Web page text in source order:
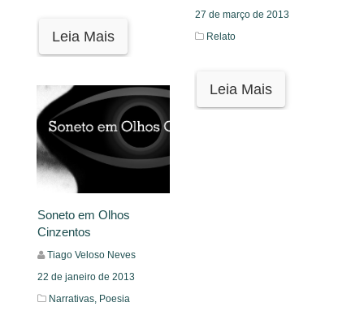
Leia Mais
27 de março de 2013
Relato
Leia Mais
Soneto em Olhos
Cinzentos
Tiago Veloso Neves
22 de janeiro de 2013
Narrativas, Poesia